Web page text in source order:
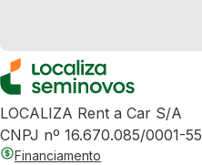
LOCALIZA Rent a Car S/A
CNPJ nº 16.670.085/0001-55
Financiamento